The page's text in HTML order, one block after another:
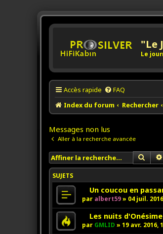
"Le
Le
Accès rapide FAQ
Index du forum
Rechercher
Messages non lus
Aller à la recherche avancée
SUJETS
N
o
v
e
Un coucou en
par albert59» 04 juil.
N
o
Les nuits d'Onésime
par GMLID » 19 avr. 2016,